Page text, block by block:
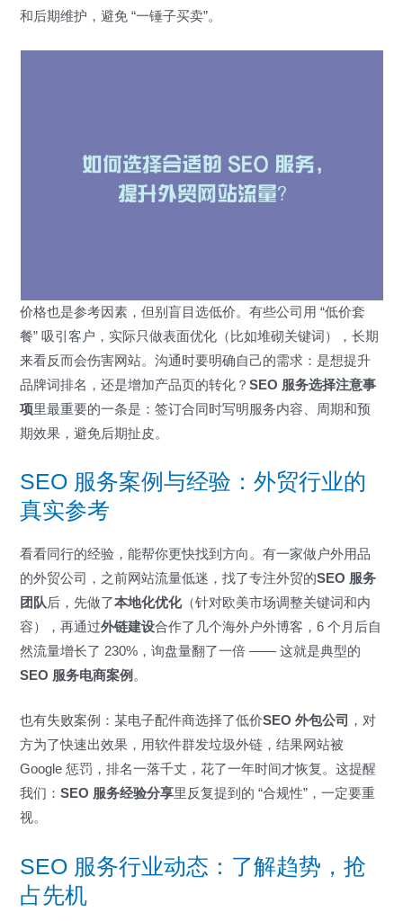
和后期维护，避免 “一锤子买卖”。
价格也是参考因素，但别盲目选低价。有些公司用 “低价套
餐” 吸引客户，实际只做表面优化（比如堆砌关键词），长期
来看反而会伤害网站。沟通时要明确自己的需求：是想提升
品牌词排名，还是增加产品页的转化？SEO 服务选择注意事
项里最重要的一条是：签订合同时写明服务内容、周期和预
期效果，避免后期扯皮。
SEO 服务案例与经验：外贸行业的
真实参考
看看同行的经验，能帮你更快找到方向。有一家做户外用品
的外贸公司，之前网站流量低迷，找了专注外贸的SEO 服务
团队后，先做了本地化优化（针对欧美市场调整关键词和内
容），再通过外链建设合作了几个海外户外博客，6 个月后自
然流量增长了 230%，询盘量翻了一倍 —— 这就是典型的
SEO 服务电商案例 。
也有失败案例：某电子配件商选择了低价SEO 外包公司
，对
方为了快速出效果，用软件群发垃圾外链，结果网站被
Google 惩罚，排名一落千丈，花了一年时间才恢复。这提醒
我们：SEO 服务经验分享里反复提到的 “合规性”，一定要重
视。
SEO 服务行业动态：了解趋势，抢
占先机